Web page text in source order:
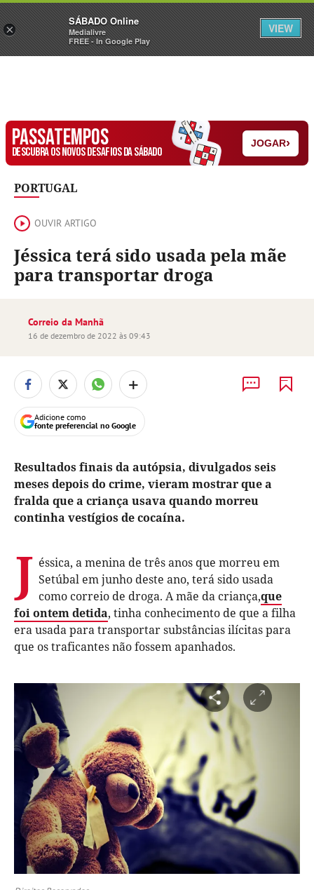
Sábado Assine Iniciar Sessão
PASSATEMPOS
DESCUBRA OS NOVOS DESAFIOS DA SÁBADO
JOGAR›
PORTUGAL
OUVIR ARTIGO
Jéssica terá sido usada pela mãe
para transportar droga
Correio da Manhã
16 de dezembro de 2022 às 09:43
+
Adicione como
fonte preferencial no Google
Resultados finais da autópsia, divulgados seis
meses depois do crime, vieram mostrar que a
fralda que a criança usava quando morreu
continha vestígios de cocaína.
J éssica, a menina de três anos que morreu em
Setúbal em junho deste ano, terá sido usada
como correio de droga. A mãe da criança,que
foi ontem detida, tinha conhecimento de que a filha
era usada para transportar substâncias ilícitas para
que os traficantes não fossem apanhados.
×
SÁBADO Online
Medialivre
FREE - In Google Play
VIEW